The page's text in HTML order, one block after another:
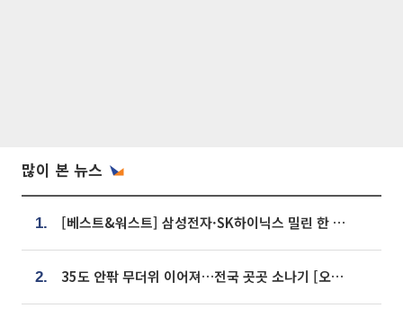
많이 본 뉴스
1. [베스트&워스트] 삼성전자·SK하이닉스 밀린 한 주…상상인증권은 85% 급등
2. 35도 안팎 무더위 이어져…전국 곳곳 소나기 [오늘 날씨]